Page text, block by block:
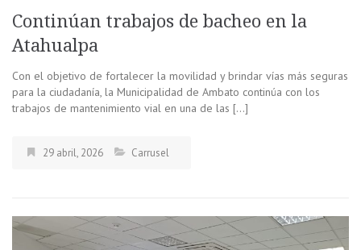
Continúan trabajos de bacheo en la
Atahualpa
Con el objetivo de fortalecer la movilidad y brindar vías más seguras
para la ciudadanía, la Municipalidad de Ambato continúa con los
trabajos de mantenimiento vial en una de las […]
29 abril, 2026 Carrusel